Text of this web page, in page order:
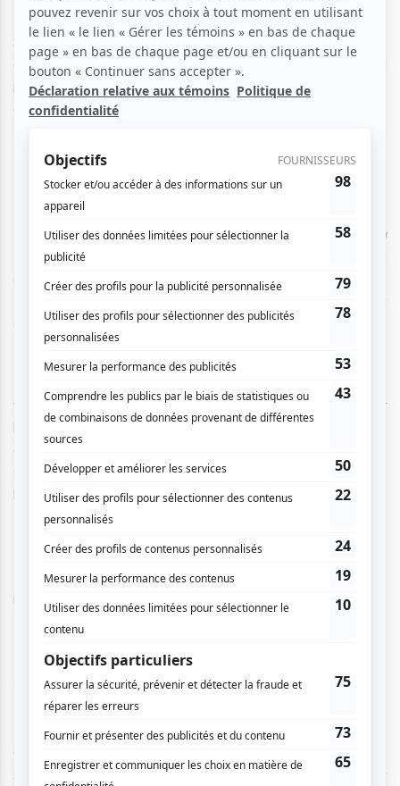
Spectacles, cinéma, rencontres, salons, cabarets
célébreront les trois décennies du festival qui accueillera
pour l’occasion pas moins d’une quinzaine de créations
originales et événements pour toutes et tous.
Une exposition anniversaire
En amont de la 30e édition sera inaugurée l’exposition
Au
fil de nos 30 ans
galerie de l’Espace Culturel George-Émile-Lapalme. Dès le
découvrir les événements qui ont marqué l’histoire du FIL.
vidéos et bien entendu de témoignages pour remémorer
les souvenirs du festival de même que quelques
«documents inédits», pour reprendre les mots de Michelle
Corbeil, directrice artistique du FIL, lors du dévoilement de
la programmation, mardi, au Lion d’Or.
Depuis les débuts du festival en 1994, ce sont plus de
5000 écrivains et artistes qui ont participé à plus de 1500
Une programmation entre clins d’œil et
nouveautés
s’ouvrira avec Terrassesde l’écrivain français Laurent